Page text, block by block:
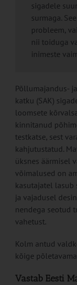
sigadele
surmaga.
probleem,
nii toiduga
inimeste
Põllumajandus-
katku (SAK)
loomsete
kinnitanud
testkatse, sest
kahjutustatud.
üksnes äärmisel
võimalused on
kasutajatel lasub
ja vajadusel
nendega seotud
vahetust.
Kolm antud
kõige
Vastab Eesti